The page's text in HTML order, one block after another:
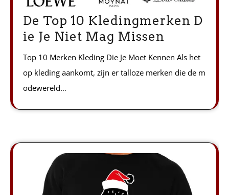
De Top 10 Kledingmerken D
ie Je Niet Mag Missen
Top 10 Merken Kleding Die Je Moet Kennen Als het
op kleding aankomt, zijn er talloze merken die de m
odewereld…